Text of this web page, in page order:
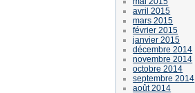
avril 2015
mars 2015
février 2015
janvier 2015
décembre 2014
novembre 2014
octobre 2014
septembre 2014
août 2014